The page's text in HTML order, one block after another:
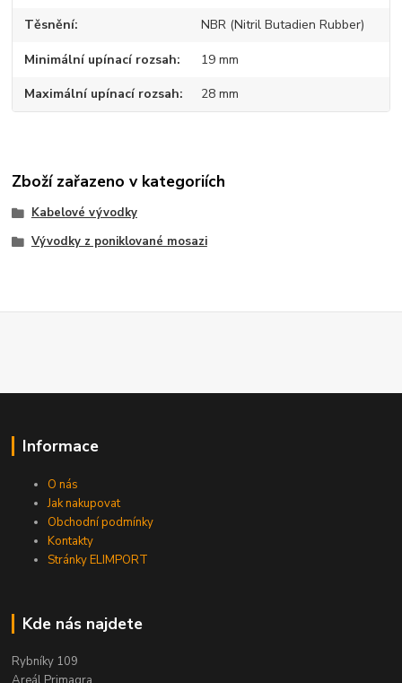
Těsnění NBR (Nitril Butadien Rubber)
Minimální upínací rozsah 19 mm
Maximální upínací rozsah 28 mm
Zboží zařazeno v kategoriích
Kabelové vývodky
Vývodky z poniklované mosazi
Informace
O nás
Jak nakupovat
Obchodní podmínky
Kontakty
Stránky ELIMPORT
Kde nás najdete
Rybníky 109